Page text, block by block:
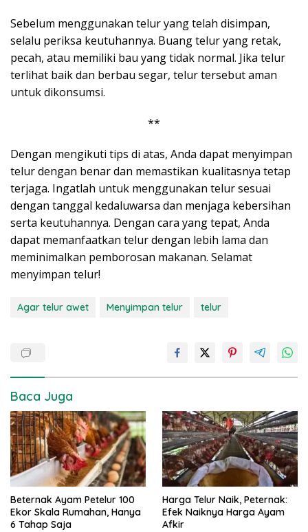
Sebelum menggunakan telur yang telah disimpan,
selalu periksa keutuhannya. Buang telur yang retak,
pecah, atau memiliki bau yang tidak normal. Jika telur
terlihat baik dan berbau segar, telur tersebut aman
untuk dikonsumsi.
**
Dengan mengikuti tips di atas, Anda dapat menyimpan
telur dengan benar dan memastikan kualitasnya tetap
terjaga. Ingatlah untuk menggunakan telur sesuai
dengan tanggal kedaluwarsa dan menjaga kebersihan
serta keutuhannya. Dengan cara yang tepat, Anda
dapat memanfaatkan telur dengan lebih lama dan
meminimalkan pemborosan makanan. Selamat
menyimpan telur!
Agar telur awet Menyimpan telur telur
Baca Juga
Beternak Ayam Petelur 100
Ekor Skala Rumahan, Hanya
6 Tahap Saja
Harga Telur Naik, Peternak:
Efek Naiknya Harga Ayam
Afkir